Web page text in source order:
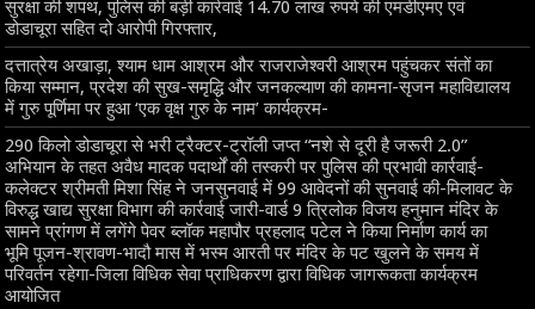
सुरक्षा की शपथ, पुलिस की बड़ी कार्रवाई 14.70 लाख रुपये की एमडीएमए एवं
डोडाचूरा सहित दो आरोपी गिरफ्तार,
दत्तात्रेय अखाड़ा, श्याम धाम आश्रम और राजराजेश्वरी आश्रम पहुंचकर संतों का
किया सम्मान, प्रदेश की सुख-समृद्धि और जनकल्याण की कामना-सृजन महाविद्यालय
में गुरु पूर्णिमा पर हुआ ‘एक वृक्ष गुरु के नाम’ कार्यक्रम-
290 किलो डोडाचूरा से भरी ट्रैक्टर-ट्रॉली जप्त “नशे से दूरी है जरूरी 2.0”
अभियान के तहत अवैध मादक पदार्थों की तस्करी पर पुलिस की प्रभावी कार्रवाई-
कलेक्टर श्रीमती मिशा सिंह ने जनसुनवाई में 99 आवेदनों की सुनवाई की-मिलावट के
विरुद्ध खाद्य सुरक्षा विभाग की कार्रवाई जारी-वार्ड 9 त्रिलोक विजय हनुमान मंदिर के
सामने प्रांगण में लगेंगे पेवर ब्लॉक महापौर प्रहलाद पटेल ने किया निर्माण कार्य का
भूमि पूजन-श्रावण-भादौ मास में भस्म आरती पर मंदिर के पट खुलने के समय में
परिवर्तन रहेगा-जिला विधिक सेवा प्राधिकरण द्वारा विधिक जागरूकता कार्यक्रम
आयोजित